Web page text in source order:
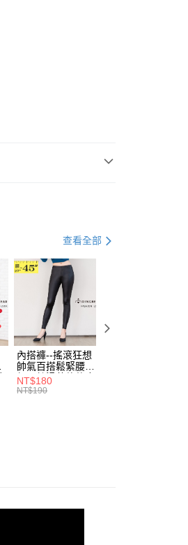
款截止日，確認付款後即
核未通過，訂單將自動取
哥付你分期系統評分，恕
於每月結算日後寄送繳費提
／台灣大直營門市／銀行轉
下簡稱本公司）所提供，讓
並由商店將買賣／分期付
帳單繳交帳款。
係目的，商店將以您的個人
大進項蒐集、處理及利
確認、核對及更正。
oppay.tw/userRule
。
跳轉至「AFTEE先享後
可完成結帳。
的連結，可透過四大超商
為交易完成。
若您需要取消訂單，請聯
視為有效，需透過AFTEE
頁面顯示為準，若有關於
，請聯繫「AFTEE先享後
support/home
查看全部
內搭褲--搖滾狂想
帥氣百搭鬆緊腰頭
超彈絲滑薄款仿皮
褲(黑XL-6L)-R179
NT$180
NT$190